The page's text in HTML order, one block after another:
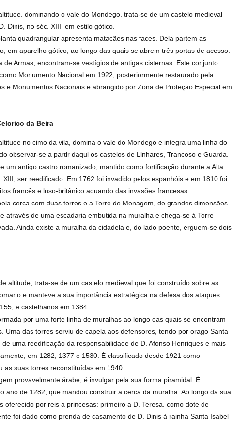
dominando o vale do Mondego, trata-se de um castelo medieval
Dinis, no séc. XIII, em estilo gótico.
quadrangular apresenta matacães nas faces. Dela partem as
em aparelho gótico, ao longo das quais se abrem três portas de acesso.
de Armas, encontram-se vestígios de antigas cisternas. Este conjunto
Monumento Nacional em 1922, posteriormente restaurado pela
e Monumentos Nacionais e abrangido por Zona de Proteção Especial em
da Beira
no cimo da vila, domina o vale do Mondego e integra uma linha do
observar-se a partir daqui os castelos de Linhares, Trancoso e Guarda.
um antigo castro romanizado, mantido como fortificação durante a Alta
XIII, ser reedificado. Em 1762 foi invadido pelos espanhóis e em 1810 foi
francês e luso-britânico aquando das invasões francesas.
cerca com duas torres e a Torre de Menagem, de grandes dimensões.
através de uma escadaria embutida na muralha e chega-se à Torre
Ainda existe a muralha da cidadela e, do lado poente, erguem-se dois
altitude, trata-se de um castelo medieval que foi construído sobre as
e manteve a sua importância estratégica na defesa dos ataques
e castelhanos em 1384.
por uma forte linha de muralhas ao longo das quais se encontram
Uma das torres serviu de capela aos defensores, tendo por orago Santa
uma reedificação da responsabilidade de D. Afonso Henriques e mais
em 1282, 1377 e 1530. É classificado desde 1921 como
as suas torres reconstituídas em 1940.
provavelmente árabe, é invulgar pela sua forma piramidal. É
ano de 1282, que mandou construir a cerca da muralha. Ao longo da sua
oferecido por reis a princesas: primeiro a D. Teresa, como dote de
foi dado como prenda de casamento de D. Dinis à rainha Santa Isabel